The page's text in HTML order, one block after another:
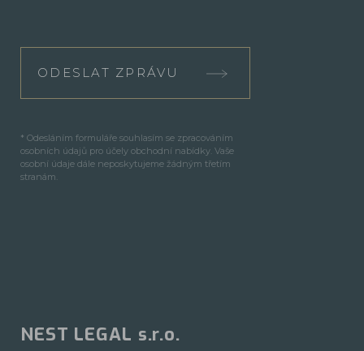
ODESLAT ZPRÁVU
* Odesláním formuláře souhlasím se zpracováním
osobních údajů pro účely obchodní nabídky. Vaše
osobní údaje dále neposkytujeme žádným třetím
stranám.
NEST LEGAL s.r.o.